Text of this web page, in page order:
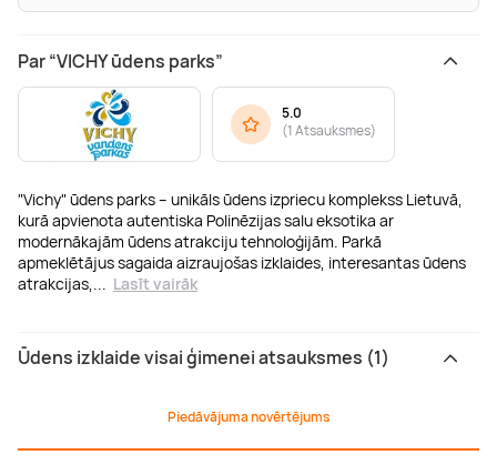
Par “VICHY ūdens parks”
"Vichy" ūdens parks – unikāls ūdens izpriecu komplekss Lietuvā,
kurā apvienota autentiska Polinēzijas salu eksotika ar
modernākajām ūdens atrakciju tehnoloģijām. Parkā
apmeklētājus sagaida aizraujošas izklaides, interesantas ūdens
atrakcijas,... Lasīt vairāk
5.0
(1 Atsauksmes)
Ūdens izklaide visai ģimenei atsauksmes (1)
Piedāvājuma novērtējums